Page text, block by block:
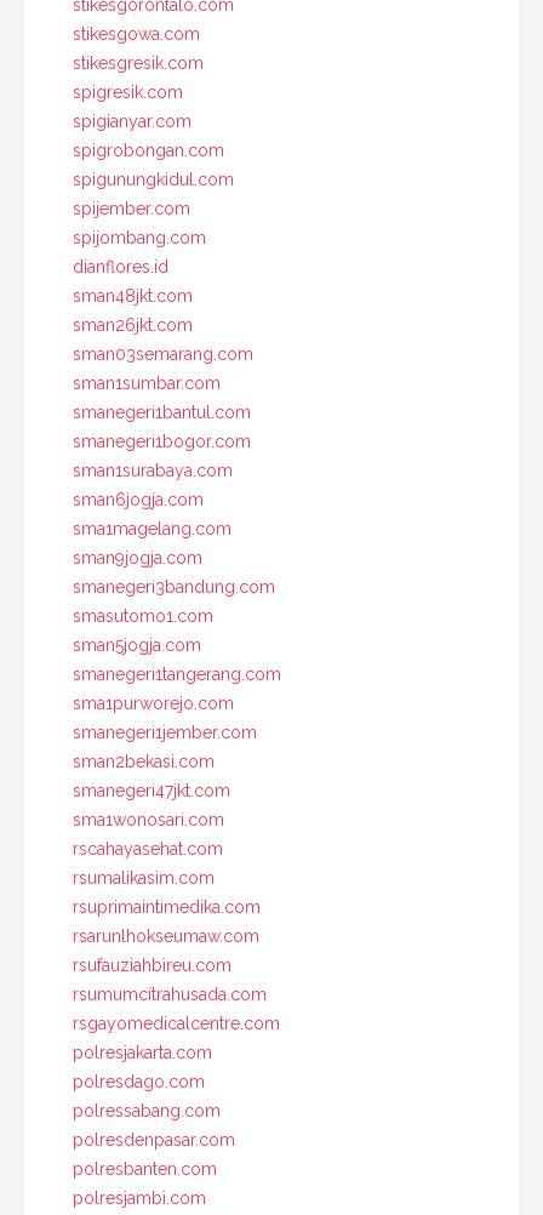
stikesgorontalo.com
stikesgowa.com
stikesgresik.com
spigresik.com
spigianyar.com
spigrobongan.com
spigunungkidul.com
spijember.com
spijombang.com
dianflores.id
sman48jkt.com
sman26jkt.com
sman03semarang.com
sman1sumbar.com
smanegeri1bantul.com
smanegeri1bogor.com
sman1surabaya.com
sman6jogja.com
sma1magelang.com
sman9jogja.com
smanegeri3bandung.com
smasutomo1.com
sman5jogja.com
smanegeri1tangerang.com
sma1purworejo.com
smanegeri1jember.com
sman2bekasi.com
smanegeri47jkt.com
sma1wonosari.com
rscahayasehat.com
rsumalikasim.com
rsuprimaintimedika.com
rsarunlhokseumaw.com
rsufauziahbireu.com
rsumumcitrahusada.com
rsgayomedicalcentre.com
polresjakarta.com
polresdago.com
polressabang.com
polresdenpasar.com
polresbanten.com
polresjambi.com